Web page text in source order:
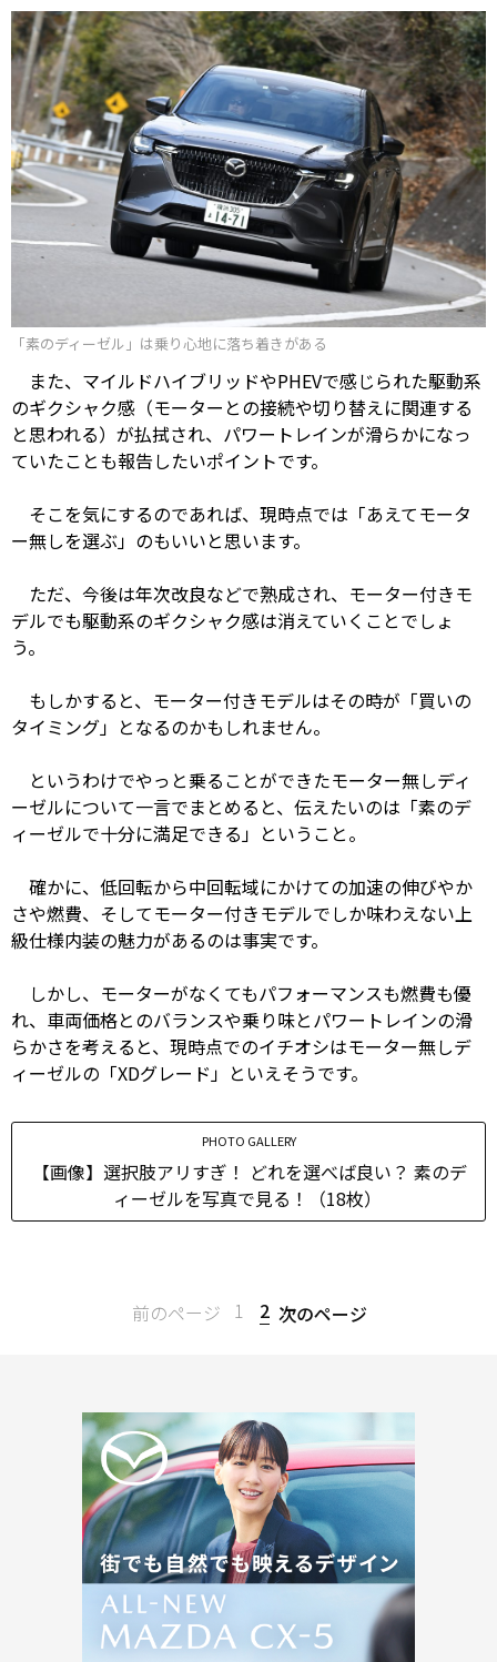
「素のディーゼル」は乗り心地に落ち着きがある
また、マイルドハイブリッドやPHEVで感じられた駆動系
のギクシャク感（モーターとの接続や切り替えに関連する
と思われる）が払拭され、パワートレインが滑らかになっ
ていたことも報告したいポイントです。
そこを気にするのであれば、現時点では「あえてモータ
ー無しを選ぶ」のもいいと思います。
ただ、今後は年次改良などで熟成され、モーター付きモ
デルでも駆動系のギクシャク感は消えていくことでしょ
う。
もしかすると、モーター付きモデルはその時が「買いの
タイミング」となるのかもしれません。
というわけでやっと乗ることができたモーター無しディ
ーゼルについて一言でまとめると、伝えたいのは「素のデ
ィーゼルで十分に満足できる」ということ。
確かに、低回転から中回転域にかけての加速の伸びやか
さや燃費、そしてモーター付きモデルでしか味わえない上
級仕様内装の魅力があるのは事実です。
しかし、モーターがなくてもパフォーマンスも燃費も優
れ、車両価格とのバランスや乗り味とパワートレインの滑
らかさを考えると、現時点でのイチオシはモーター無しデ
ィーゼルの「XDグレード」といえそうです。
PHOTO GALLERY
【画像】選択肢アリすぎ！ どれを選べば良い？ 素のデ
ィーゼルを写真で見る！（18枚）
前のページ 1 2 次のページ